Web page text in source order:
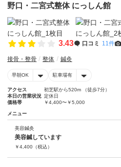
野口・二宮式整体 にっしん館
3.43 口コミ 11件
接骨・整骨 整体 鍼灸
早朝OK 駐車場有
アクセス
初芝駅から520m （徒歩7分）
本日の営業状況 定休日
価格帯
￥4,400〜￥5,000
メニュー
美容鍼灸
美容鍼しています
￥4,400 （税込）